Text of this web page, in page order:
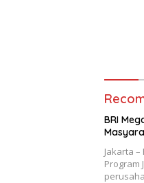
BRI
Jakarta
Program